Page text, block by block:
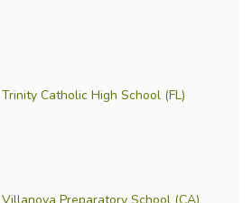
Trinity Catholic High School (FL)